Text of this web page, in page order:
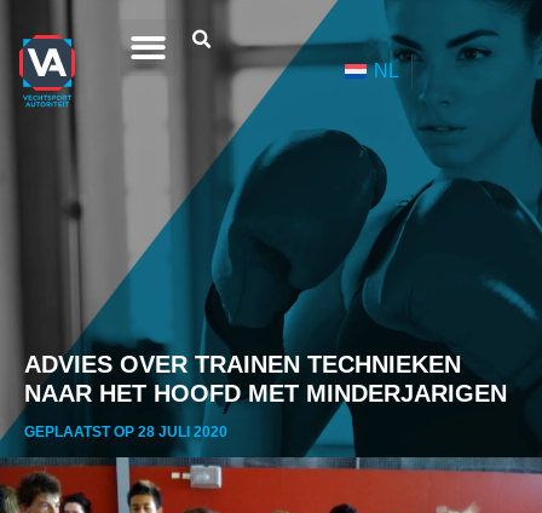
NL
ADVIES OVER TRAINEN TECHNIEKEN
NAAR HET HOOFD MET MINDERJARIGEN
GEPLAATST OP 28 JULI 2020